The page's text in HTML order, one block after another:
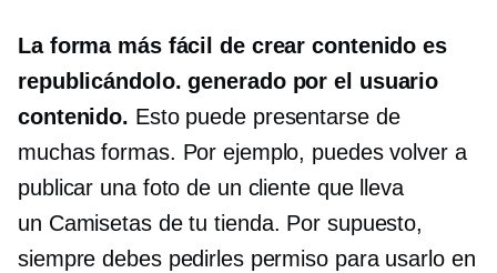
La forma más fácil de crear contenido es
republicándolo.generado por el usuario
contenido. Esto puede presentarse de
muchas formas. Por ejemplo, puedes volver a
publicar una foto de un cliente que lleva
un Camisetasde tu tienda. Por supuesto,
siempre debes pedirles permiso para usarlo en